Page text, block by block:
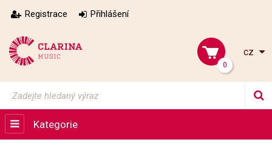
Registrace Přihlášení
0
cz
Kategorie